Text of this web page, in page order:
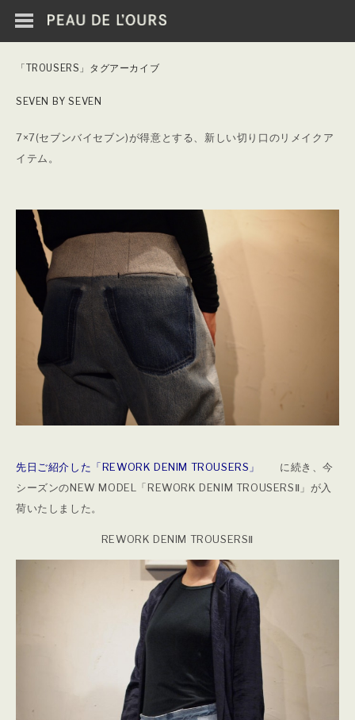
「TROUSERS」タグアーカイブ
SEVEN BY SEVEN
7×7(セブンバイセブン)が得意とする、新しい切り口のリメイクア
イテム。
先日ご紹介した 「REWORK DENIM TROUSERS」
に続き、今
シーズンのNEW MODEL「REWORK DENIM TROUSERSⅡ」が入
荷いたしました。
REWORK DENIM TROUSERSⅡ